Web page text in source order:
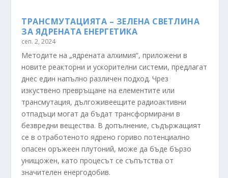
ТРАНСМУТАЦИЯТА – ЗЕЛЕНА СВЕТЛИНА
ЗА ЯДРЕНАТА ЕНЕРГЕТИКА
сеп. 2, 2024
Методите на „ядрената алхимия“, приложени в
новите реакторни и ускорителни системи, предлагат
днес един напълно различен подход. Чрез
изкуствено превръщане на елементите или
трансмутация, дългоживеещите радиоактивни
отпадъци могат да бъдат трансформирани в
безвредни вещества. В допълнение, съдържащият
се в отработеното ядрено гориво потенциално
опасен оръжеен плутоний, може да бъде бързо
унищожен, като процесът се съпътства от
значителен енергодобив.